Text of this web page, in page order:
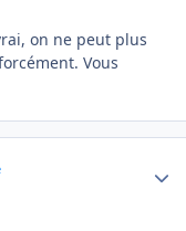
on ne peut plus
Vous